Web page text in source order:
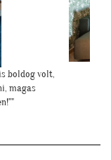
boldog volt,
magas